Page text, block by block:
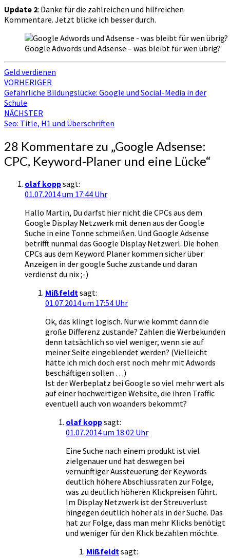
Update 2: Danke für die zahlreichen und hilfreichen
Kommentare. Jetzt blicke ich besser durch.
Google Adwords und Adsense – was bleibt für wen übrig?
Geld verdienen
Beitragsnavigation
VORHERIGER
Gefährliche Bildungslücke: Google und Social-Media in der
Schule
NÄCHSTER
Seo: Title, H1 und Überschriften
28 Kommentare zu „Google Adsense:
CPC, Keyword-Planer und eine Lücke“
olaf koppsagt:
01.07.2014 um 17:44 Uhr
Hallo Martin, Du darfst hier nicht die CPCs aus dem
Google Display Netzwerk mit denen aus der Google
Suche in eine Tonne schmeißen. Und Google Adsense
betrifft nunmal das Google Display Netzwerl. Die hohen
CPCs aus dem Keyword Planer kommen sicher über
Anzeigen in der google Suche zustande und daran
verdienst du nix ;-)
Mißfeldtsagt:
01.07.2014 um 17:54 Uhr
Ok, das klingt logisch. Nur wie kommt dann die
große Differenz zustande? Zahlen die Werbekunden
denn tatsächlich so viel weniger, wenn sie auf
meiner Seite eingeblendet werden? (Vielleicht
hätte ich mich doch erst noch mehr mit Adwords
beschäftigen sollen …)
Ist der Werbeplatz bei Google so viel mehr wert als
auf einer hochwertigen Website, die ihren Traffic
eventuell auch von woanders bekommt?
olaf koppsagt:
01.07.2014 um 18:02 Uhr
Eine Suche nach einem produkt ist viel
zielgenauer und hat deswegen bei
vernünftiger Aussteuerung der Keywords
deutlich höhere Abschlussraten zur Folge,
was zu deutlich höheren Klickpreisen führt.
Im Display Netzwerk ist der Streuverlust
hingegen deutlich höher als in der Suche. Das
hat zur Folge, dass man mehr Klicks benötigt
und weniger für den Klick bezahlen möchte.
Mißfeldtsagt: